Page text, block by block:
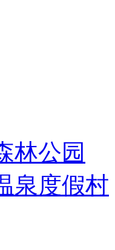
林公园
泉度假村